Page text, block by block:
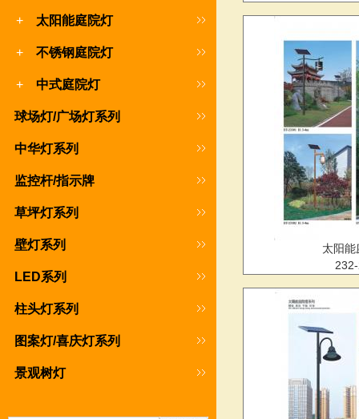
+ 太阳能庭院灯
+ 不锈钢庭院灯
+ 中式庭院灯
球场灯/广场灯系列
中华灯系列
监控杆/指示牌
草坪灯系列
壁灯系列
LED系列
柱头灯系列
图案灯/喜庆灯系列
景观树灯
太阳能